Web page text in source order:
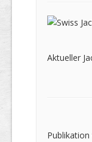
Aktueller